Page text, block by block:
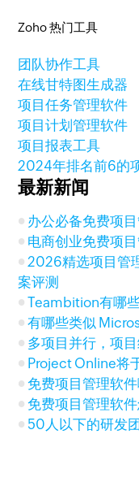
Zoho 热门工具
团队协作工具
在线甘特图生成器
项目任务管理软件
项目计划管理软件
项目报表工具
2024年排名前6的
最新新闻
办公必备免费项
电商创业免费项
2026精选项目管
案评测
Teambition有哪
有哪些类似
多项目并行，项
Project Online将
免费项目管理软
免费项目管理软
50人以下的研发